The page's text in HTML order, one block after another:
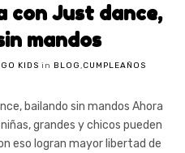
con Just dance,
mandos
KIDS in BLOG,CUMPLEAÑOS
bailando sin mandos Ahora
grandes y chicos pueden
eso logran mayor libertad de